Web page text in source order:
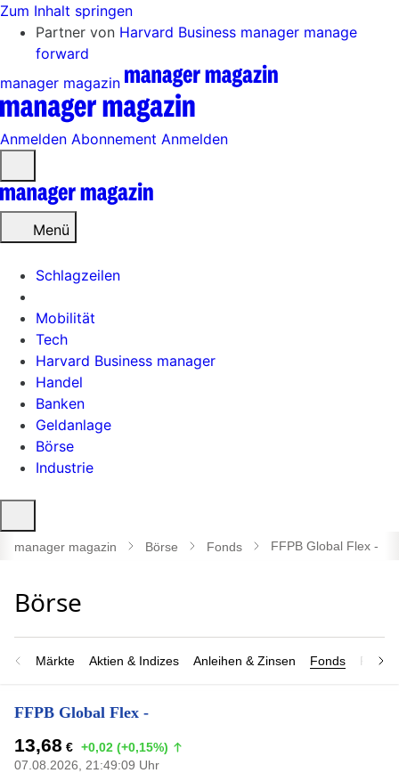
Zum Inhalt springen
Partner von Harvard Business manager manage
forward
manager magazin
Anmelden Abonnement Anmelden
öffnen
Menü
Schlagzeilen
Mobilität
Tech
Harvard Business manager
Handel
Banken
Geldanlage
Börse
Industrie
öffnen
manager magazin Börse Fonds FFPB Global Flex -
Märkte Aktien & Indizes Anleihen & Zinsen Fonds
FFPB Global Flex -
13,68 € +0,02 (+0,15%)
07.08.2026, 21:49:09 Uhr